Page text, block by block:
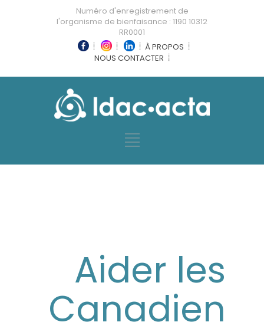
Numéro d'enregistrement de
l'organisme de bienfaisance : 1190 10312
RR0001
À PROPOS
NOUS CONTACTER
Aider les
Canadien